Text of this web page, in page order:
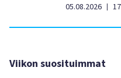
05.08.2026 |
Viikon suosituimmat